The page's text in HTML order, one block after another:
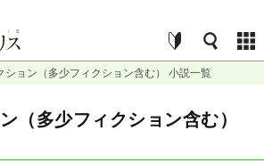
ション（多少フィクション含む） 小説一覧
（多少フィクション含む）